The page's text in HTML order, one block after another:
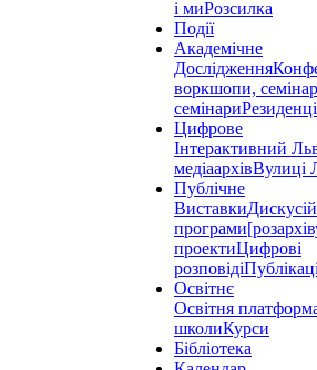
і миРозсилка
Події
Академічне
Дослідження
воркшопи,
семінари
Цифрове
Інтерактивний
медіаархівВулиці
Публічне
Виставки
програми
проектиЦифрові
розповіді
Освітнє
Освітня
школиКурси
Бібліотека